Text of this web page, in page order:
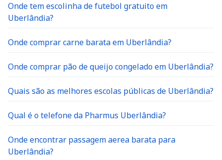
Onde tem escolinha de futebol gratuito em
Uberlândia?
Onde comprar carne barata em Uberlândia?
Onde comprar pão de queijo congelado em Uberlândia?
Quais são as melhores escolas públicas de Uberlândia?
Qual é o telefone da Pharmus Uberlândia?
Onde encontrar passagem aerea barata para
Uberlândia?